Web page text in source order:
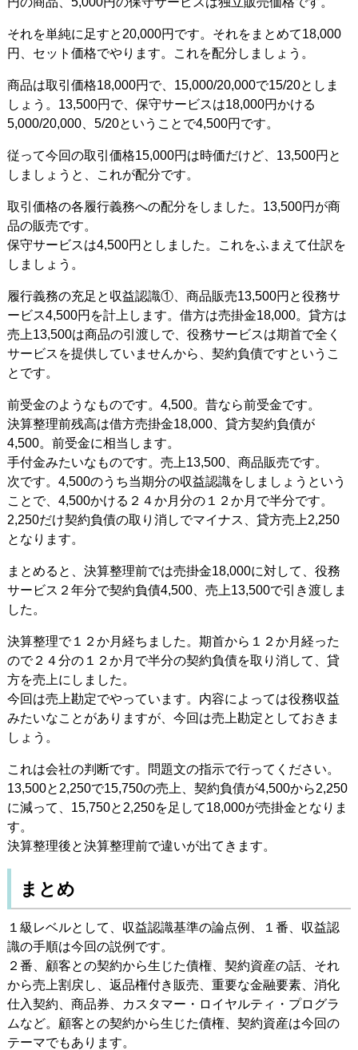
それを単純に足すと20,000円です。それをまとめて18,000
円、セット価格でやります。これを配分しましょう。
商品は取引価格18,000円で、15,000/20,000で15/20としま
しょう。13,500円で、保守サービスは18,000円かける
5,000/20,000、5/20ということで4,500円です。
従って今回の取引価格15,000円は時価だけど、13,500円と
しましょうと、これが配分です。
取引価格の各履行義務への配分をしました。13,500円が商
品の販売です。
保守サービスは4,500円としました。これをふまえて仕訳を
しましょう。
履行義務の充足と収益認識①、商品販売13,500円と役務サ
ービス4,500円を計上します。借方は売掛金18,000。貸方は
売上13,500は商品の引渡しで、役務サービスは期首で全く
サービスを提供していませんから、契約負債ですというこ
とです。
前受金のようなものです。4,500。昔なら前受金です。
決算整理前残高は借方売掛金18,000、貸方契約負債が
4,500。前受金に相当します。
手付金みたいなものです。売上13,500、商品販売です。
次です。4,500のうち当期分の収益認識をしましょうという
ことで、4,500かける２４か月分の１２か月で半分です。
2,250だけ契約負債の取り消しでマイナス、貸方売上2,250
となります。
まとめると、決算整理前では売掛金18,000に対して、役務
サービス２年分で契約負債4,500、売上13,500で引き渡しま
した。
決算整理で１２か月経ちました。期首から１２か月経った
ので２４分の１２か月で半分の契約負債を取り消して、貸
方を売上にしました。
今回は売上勘定でやっています。内容によっては役務収益
みたいなことがありますが、今回は売上勘定としておきま
しょう。
これは会社の判断です。問題文の指示で行ってください。
13,500と2,250で15,750の売上、契約負債が4,500から2,250
に減って、15,750と2,250を足して18,000が売掛金となりま
す。
決算整理後と決算整理前で違いが出てきます。
まとめ
１級レベルとして、収益認識基準の論点例、１番、収益認
識の手順は今回の説例です。
２番、顧客との契約から生じた債権、契約資産の話、それ
から売上割戻し、返品権付き販売、重要な金融要素、消化
仕入契約、商品券、カスタマー・ロイヤルティ・プログラ
ムなど。顧客との契約から生じた債権、契約資産は今回の
テーマでもあります。